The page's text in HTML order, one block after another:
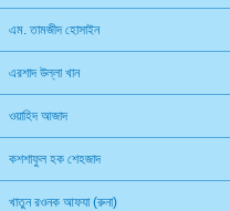
এম. তামজীদ হোসাইন
এরশাদ উল্লা খান
ওয়াহিদ আজাদ
কশশাফুল হক শেহজাদ
খাতুন রওনক আফযা (রুনা)